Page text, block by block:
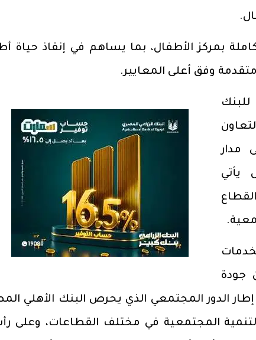
بمركز الأطفال، بما يساهم في إنقاذ حياة
وفق أعلى المعايير.
للبنك
مدار
يأتي
جودة
إطار الدور المجتمعي الذي يحرص البنك الأهلي
المجتمعية في مختلف القطاعات، وعلى